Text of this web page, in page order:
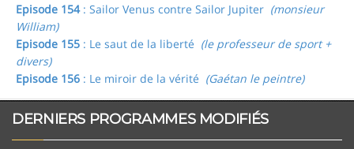
Episode 154: Sailor Venus contre Sailor Jupiter (monsieur
William)
Episode 155 : Le saut de la liberté (le professeur de sport +
divers)
Episode 156 : Le miroir de la vérité (Gaétan le peintre)
DERNIERS PROGRAMMES MODIFIÉS